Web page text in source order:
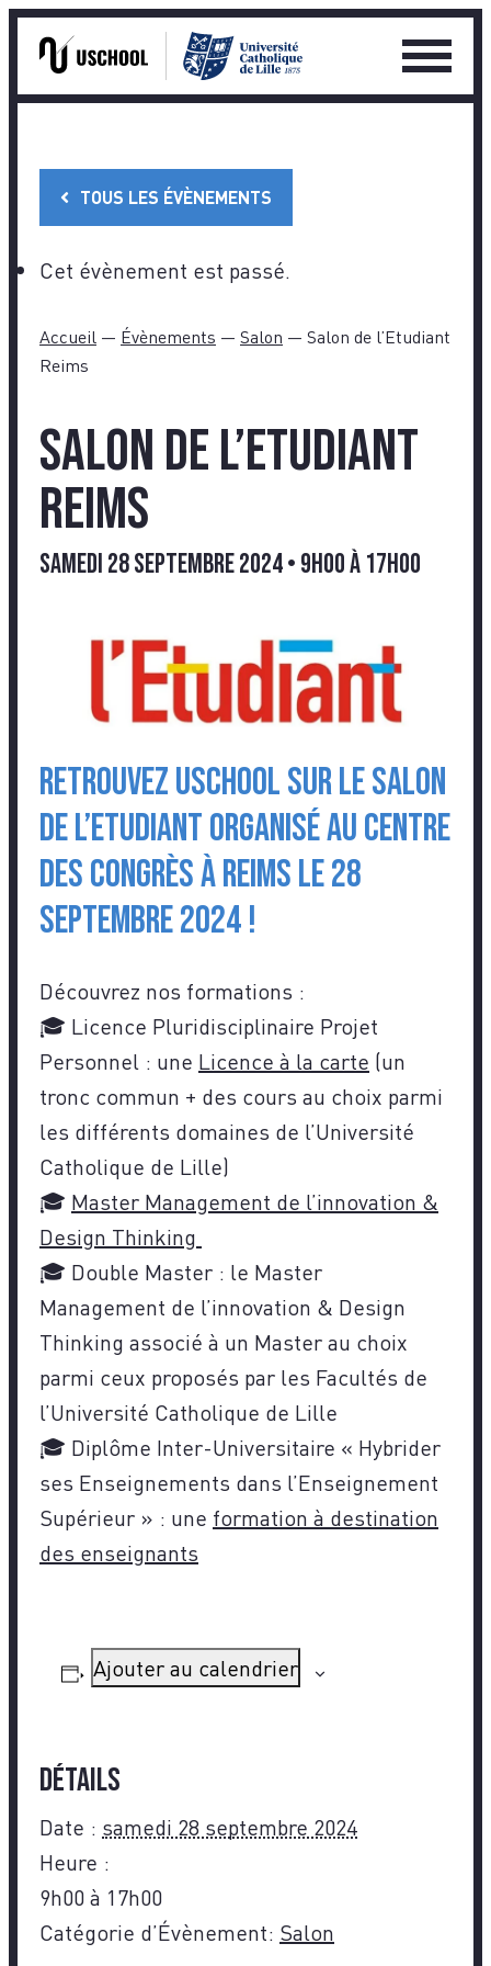
content
Ouvrir
le
TOUS LES ÉVÈNEMENTS
Cet évènement est passé.
Accueil — Évènements — Salon — Salon de l’Etudiant
Reims
Salon de l’Etudiant
Reims
samedi 28 septembre 2024 • 9h00à17h00
Retrouvez USCHOOL sur le salon
de l’Etudiant organisé au Centre
des Congrès à Reims le 28
septembre 2024 !
Découvrez nos formations :
🎓 Licence Pluridisciplinaire Projet
Personnel : une Licence à la carte (un
tronc commun + des cours au choix parmi
les différents domaines de l’Université
Catholique de Lille)
🎓 Master Management de l’innovation &
Design Thinking
🎓 Double Master : le Master
Management de l’innovation & Design
Thinking associé à un Master au choix
parmi ceux proposés par les Facultés de
l’Université Catholique de Lille
🎓 Diplôme Inter-Universitaire « Hybrider
ses Enseignements dans l’Enseignement
Supérieur » : une formation à destination
des enseignants
Ajouter au calendrier
Détails
Date : samedi 28 septembre 2024
Heure :
9h00 à 17h00
Catégorie d’Évènement: Salon